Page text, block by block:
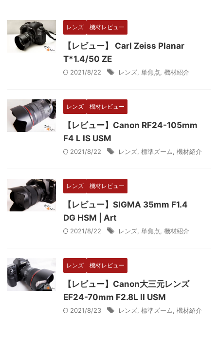
レンズ 機材レビュー
【レビュー】 Carl Zeiss Planar
T*1.4/50 ZE
2021/8/22 レンズ, 単焦点, 機材紹介
レンズ 機材レビュー
【レビュー】Canon RF24-105mm
F4 L IS USM
2021/8/22 レンズ, 標準ズーム, 機材紹介
レンズ 機材レビュー
【レビュー】SIGMA 35mm F1.4
DG HSM | Art
2021/8/22 レンズ, 単焦点, 機材紹介
レンズ 機材レビュー
【レビュー】Canon大三元レンズ
EF24-70mm F2.8L II USM
2021/8/23 レンズ, 標準ズーム, 機材紹介